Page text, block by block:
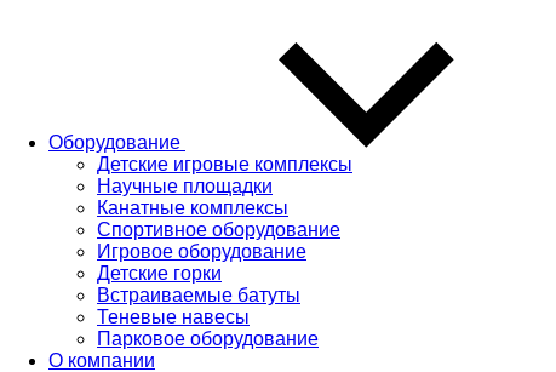
Оборудование
Детские игровые комплексы
Научные площадки
Канатные комплексы
Спортивное оборудование
Игровое оборудование
Детские горки
Встраиваемые батуты
Теневые навесы
Парковое оборудование
О компании